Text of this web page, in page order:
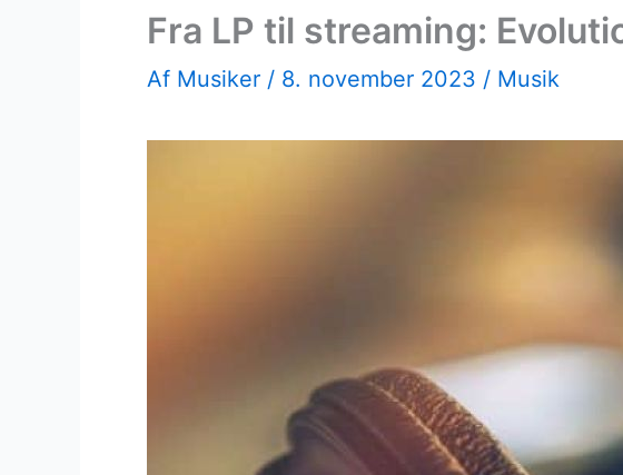
Fra LP til streaming:
Af Musiker / 8. november 2023 / Musik